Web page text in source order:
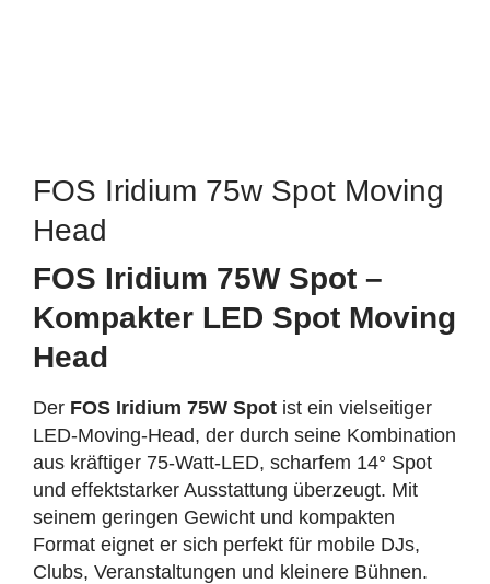
FOS Iridium 75w Spot Moving
Head
FOS Iridium 75W Spot –
Kompakter LED Spot Moving
Head
Der FOS Iridium 75W Spot ist ein vielseitiger
LED‑Moving‑Head, der durch seine Kombination
aus kräftiger 75‑Watt‑LED, scharfem 14° Spot
und effektstarker Ausstattung überzeugt. Mit
seinem geringen Gewicht und kompakten
Format eignet er sich perfekt für mobile DJs,
Clubs, Veranstaltungen und kleinere Bühnen.